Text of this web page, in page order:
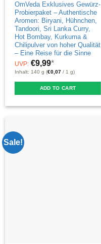
OmVeda Exklusives Gewürz-
Probierpaket – Authentische
Aromen: Biryani, Hühnchen,
Tandoori, Sri Lanka Curry,
Hot Bombay, Kurkuma &
Chilipulver von hoher Qualität
– Eine Reise für die Sinne
UVP: €9,99*
Inhalt: 140 g (€0,07 / 1 g)
ADD TO CART
Sale!